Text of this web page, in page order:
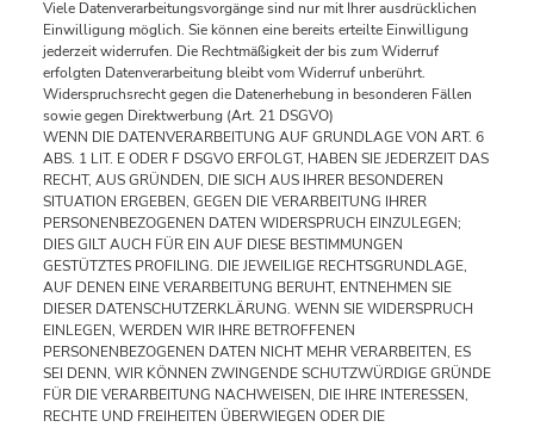
Viele Datenverarbeitungsvorgänge sind nur mit Ihrer ausdrücklichen
Einwilligung möglich. Sie können eine bereits erteilte Einwilligung
jederzeit widerrufen. Die Rechtmäßigkeit der bis zum Widerruf
erfolgten Datenverarbeitung bleibt vom Widerruf unberührt.
Widerspruchsrecht gegen die Datenerhebung in besonderen Fällen
sowie gegen Direktwerbung (Art. 21 DSGVO)
WENN DIE DATENVERARBEITUNG AUF GRUNDLAGE VON ART. 6
ABS. 1 LIT. E ODER F DSGVO ERFOLGT, HABEN SIE JEDERZEIT DAS
RECHT, AUS GRÜNDEN, DIE SICH AUS IHRER BESONDEREN
SITUATION ERGEBEN, GEGEN DIE VERARBEITUNG IHRER
PERSONENBEZOGENEN DATEN WIDERSPRUCH EINZULEGEN;
DIES GILT AUCH FÜR EIN AUF DIESE BESTIMMUNGEN
GESTÜTZTES PROFILING. DIE JEWEILIGE RECHTSGRUNDLAGE,
AUF DENEN EINE VERARBEITUNG BERUHT, ENTNEHMEN SIE
DIESER DATENSCHUTZERKLÄRUNG. WENN SIE WIDERSPRUCH
EINLEGEN, WERDEN WIR IHRE BETROFFENEN
PERSONENBEZOGENEN DATEN NICHT MEHR VERARBEITEN, ES
SEI DENN, WIR KÖNNEN ZWINGENDE SCHUTZWÜRDIGE GRÜNDE
FÜR DIE VERARBEITUNG NACHWEISEN, DIE IHRE INTERESSEN,
RECHTE UND FREIHEITEN ÜBERWIEGEN ODER DIE